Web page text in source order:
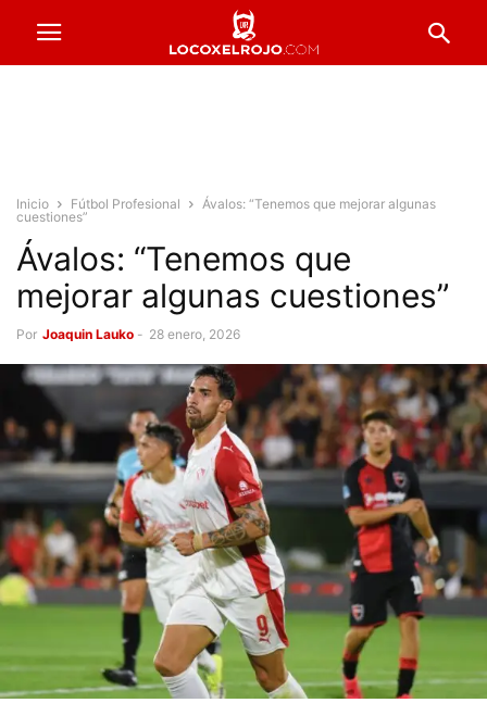
Inicio Fútbol Profesional
Ávalos: “Tenemos que mejorar algunas
cuestiones”
Ávalos: “Tenemos que
mejorar algunas cuestiones”
Por Joaquin Lauko - 28 enero, 2026